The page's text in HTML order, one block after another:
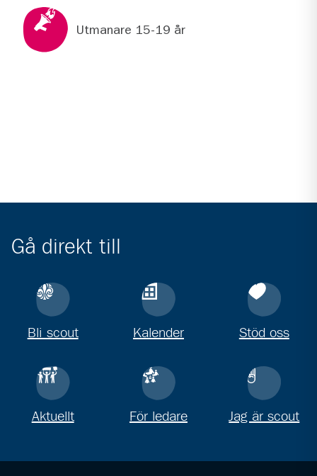
Utmanare 15-19 år
Gå direkt till
Bli scout Kalender Stöd oss
Aktuellt För ledare Jag är scout